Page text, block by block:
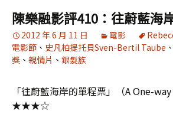
陳樂融影評410：往蔚藍海
2012 年 6 月 11 日 電影
電影節 、 史凡柏提托貝Sven-Bertil Taube 、
獎 、 親情片 、 銀髮族
「往蔚藍海岸的單程票」（A One-
★★★☆